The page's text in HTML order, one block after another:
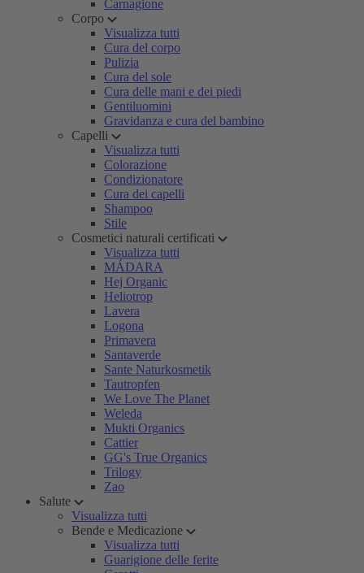
Carnagione
Corpo
Visualizza tutti
Cura del corpo
Pulizia
Cura del sole
Cura delle mani e dei piedi
Gentiluomini
Gravidanza e cura del bambino
Capelli
Visualizza tutti
Colorazione
Condizionatore
Cura dei capelli
Shampoo
Stile
Cosmetici naturali certificati
Visualizza tutti
MÁDARA
Hej Organic
Heliotrop
Lavera
Logona
Primavera
Santaverde
Sante Naturkosmetik
Tautropfen
We Love The Planet
Weleda
Mukti Organics
Cattier
GG's True Organics
Trilogy
Zao
Salute
Visualizza tutti
Bende e Medicazione
Visualizza tutti
Guarigione delle ferite